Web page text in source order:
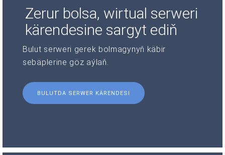
Zerur bolsa, wirtual serweri
kärendesine sargyt ediň
Bulut serweri gerek bolmagynyň käbir
sebäplerine göz aýlaň.
BULUTDA SERWER KÄRENDESI